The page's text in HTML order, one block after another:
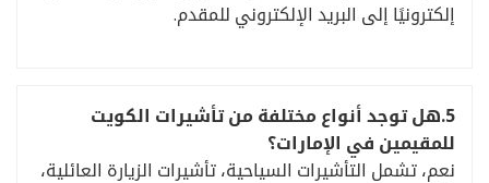
إلكترونيًا إلى البريد الإلكتروني للمقدم.
5.هل توجد أنواع مختلفة من تأشيرات الكويت
للمقيمين في الإمارات؟
نعم، تشمل التأشيرات السياحية، تأشيرات الزيارة العائلية،